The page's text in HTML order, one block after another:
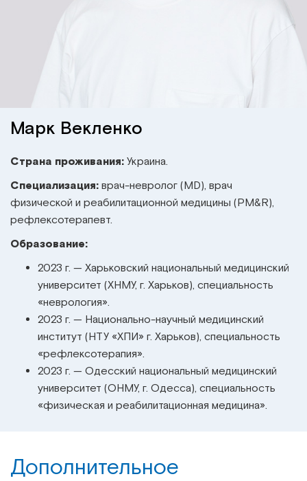
Марк Векленко
Страна проживания: Украина.
Специализация: врач-невролог (MD), врач
физической и реабилитационной медицины (PM&R),
рефлексотерапевт.
Образование:
2023 г. — Харьковский национальный медицинский
университет (ХНМУ, г. Харьков), специальность
«неврология».
2023 г. — Национально-научный медицинский
институт (НТУ «ХПИ» г. Харьков), специальность
«рефлексотерапия».
2023 г. — Одесский национальный медицинский
университет (ОНМУ, г. Одесса), специальность
«физическая и реабилитационная медицина».
Дополнительное
Массаж
Реабилитация
Эстетическая медицина
Остеопатические манипуляции по
Барралю